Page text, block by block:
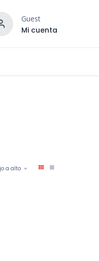
Guest
Mi cuenta
¡DESCUBRE NUESTRO
a alto